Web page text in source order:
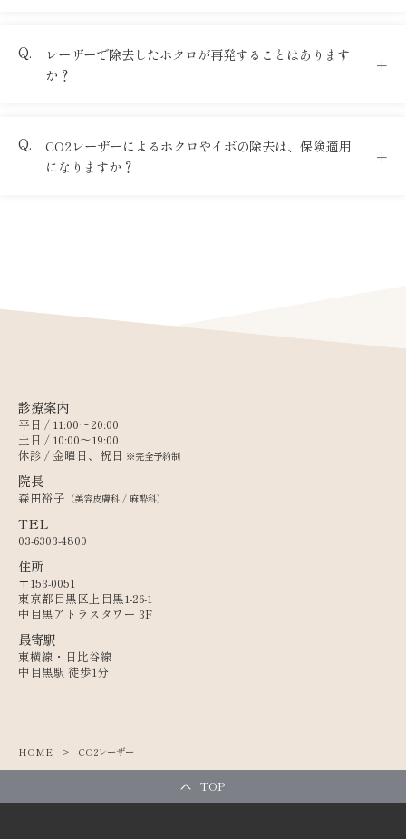
レーザーで除去したホクロが再発することはあります
か？
CO2レーザーによるホクロやイボの除去は、保険適用
になりますか？
診療案内
平日 / 11:00〜20:00
土日 / 10:00〜19:00
休診 / 金曜日、祝日 ※完全予約制
院長
森田裕子 （美容皮膚科 / 麻酔科）
TEL
03-6303-4800
住所
〒153-0051
東京都目黒区上目黒1-26-1
中目黒アトラスタワー 3F
最寄駅
東横線・日比谷線
中目黒駅 徒歩1分
HOME CO2レーザー
TOP